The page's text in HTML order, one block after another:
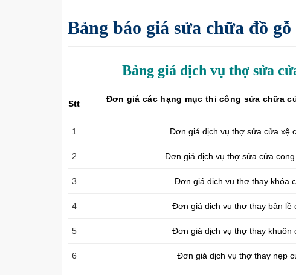
Bảng báo giá sửa chữa đồ
Bảng giá dịch vụ thợ sửa
Stt Đơn giá các hạng mục thi công sửa chữa
1 Đơn giá dịch vụ thợ sửa cửa xệ
2 Đơn giá dịch vụ thợ sửa cửa cong
3 Đơn giá dịch vụ thợ thay khóa
4 Đơn giá dịch vụ thợ thay bản lề
5 Đơn giá dịch vụ thợ thay khuôn
6 Đơn giá dịch vụ thợ thay nẹp